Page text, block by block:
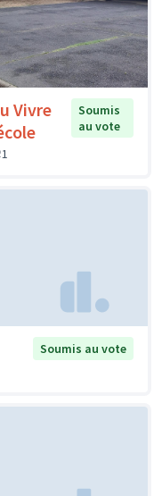
Vivre
Soumis
au vote
1
Soumis au vote